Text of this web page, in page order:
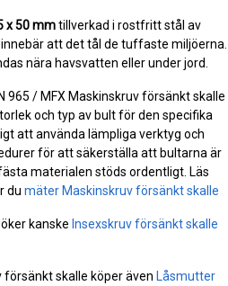
x 50 mmtillverkad i rostfritt stål av
att det tål de tuffaste miljöerna.
nära havsvatten eller under jord.
965 / MFX Maskinskruv försänkt skalle
och typ av bult för den specifika
att använda lämpliga verktyg och
för att säkerställa att bultarna är
materialen stöds ordentligt. Läs
du mäter Maskinskruv försänkt skalle
kanske Insexskruv försänkt skalle
försänkt skalle köper även Låsmutter